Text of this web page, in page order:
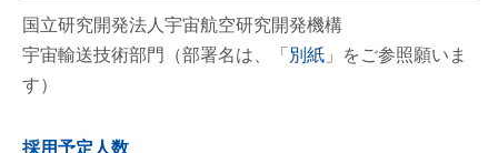
国立研究開発法人宇宙航空研究開発機構
宇宙輸送技術部門（部署名は、「 別紙 」をご参照願いま
す）
採用予定人数